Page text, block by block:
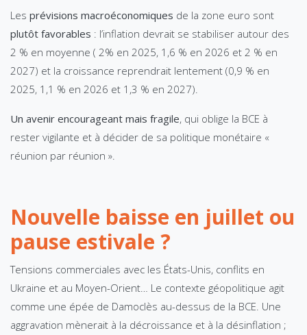
Les prévisions macroéconomiques de la zone euro sont
plutôt favorables : l’inflation devrait se stabiliser autour des
2 % en moyenne ( 2% en 2025, 1,6 % en 2026 et 2 % en
2027) et la croissance reprendrait lentement (0,9 % en
2025, 1,1 % en 2026 et 1,3 % en 2027).
Un avenir encourageant mais fragile, qui oblige la BCE à
rester vigilante et à décider de sa politique monétaire «
réunion par réunion ».
Nouvelle baisse en juillet ou
pause estivale ?
Tensions commerciales avec les États-Unis, conflits en
Ukraine et au Moyen-Orient… Le contexte géopolitique agit
comme une épée de Damoclès au-dessus de la BCE. Une
aggravation mènerait à la décroissance et à la désinflation ;